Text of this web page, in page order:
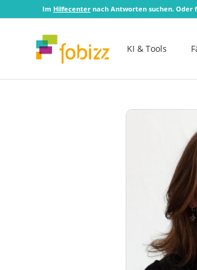
Im Hilfecenter nach Antworten suchen. Oder
KI & Tools